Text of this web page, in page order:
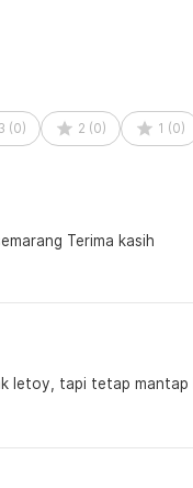
produk ini:
Water Bladder Food
(0) 2 (0) 1 (0)
Terima kasih
letoy, tapi tetap mantap